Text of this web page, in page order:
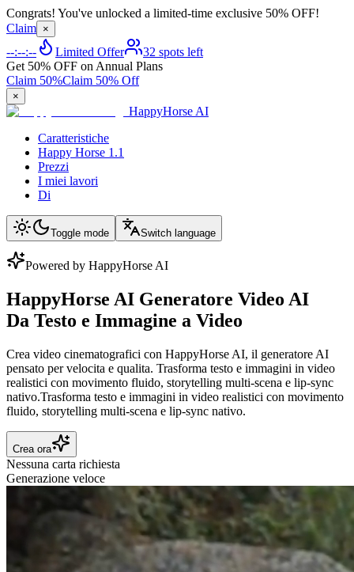
Congrats! You've unlocked a limited-time exclusive 50% OFF!
Claim ×
--:--:-- Limited Offer
32 spots left
Get 50% OFF on Annual Plans
Claim 50%Claim 50% Off
×
HappyHorse AI
Caratteristiche
Happy Horse 1.1
Prezzi
I miei lavori
Di
Toggle mode Switch language
Powered by HappyHorse AI
HappyHorse AI Generatore Video AI
Da Testo e Immagine a Video
Crea video cinematografici con HappyHorse AI, il generatore AI
pensato per velocita e qualita. Trasforma testo e immagini in video
realistici con movimento fluido, storytelling multi-scena e lip-sync
nativo.Trasforma testo e immagini in video realistici con movimento
fluido, storytelling multi-scena e lip-sync nativo.
Crea ora
Nessuna carta richiesta
Generazione veloce